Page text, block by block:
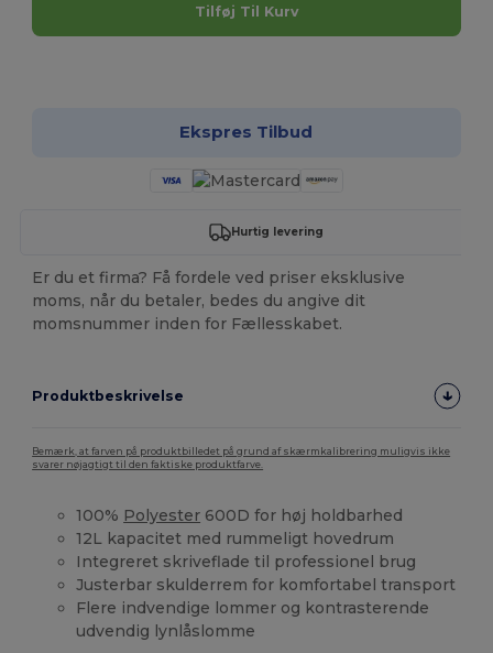
Tilføj Til Kurv
Ekspres Tilbud
Hurtig levering
Er du et firma? Få fordele ved priser eksklusive
moms, når du betaler, bedes du angive dit
momsnummer inden for Fællesskabet.
Produktbeskrivelse
Bemærk, at farven på produktbilledet på grund af skærmkalibrering muligvis ikke
svarer nøjagtigt til den faktiske produktfarve.
100% Polyester 600D for høj holdbarhed
12L kapacitet med rummeligt hovedrum
Integreret skriveflade til professionel brug
Justerbar skulderrem for komfortabel transport
Flere indvendige lommer og kontrasterende
udvendig lynlåslomme